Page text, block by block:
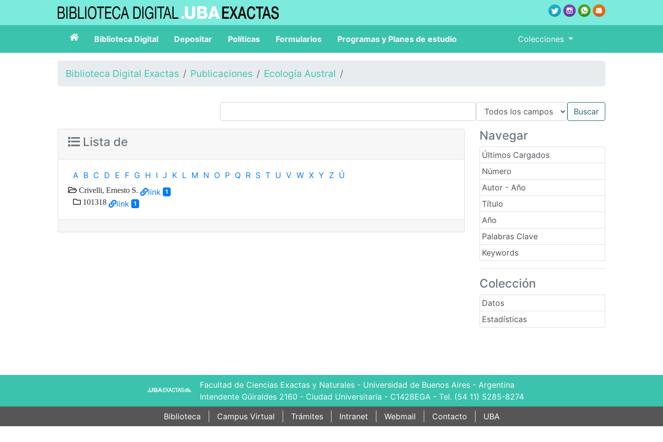
Biblioteca Digital Depositar Políticas Formularios Programas y Planes de estudio Colecciones
Biblioteca Digital Exactas Publicaciones Ecología Austral
Navegar
Últimos Cargados
Número
Autor - Año
Título
Año
Palabras Clave
Keywords
Colección
Datos
Estadísticas
Lista de
A B C D E F G H I J K L M N O P Q R S T U V W X Y Z Ú
Crivelli, Ernesto S. link 1
101318 link 1
Facultad de Ciencias Exactas y Naturales - Universidad de Buenos Aires - Argentina
Intendente Güiraldes 2160 - Ciudad Universitaria - C1428EGA - Tel. (54 11) 5285-8274
Biblioteca
Campus Virtual Trámites Intranet Webmail Contacto UBA